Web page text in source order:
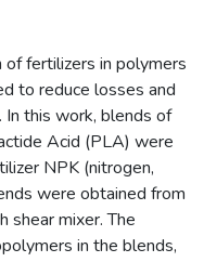
of fertilizers in polymers
to reduce losses and
In this work, blends of
Acid (PLA) were
NPK (nitrogen,
were obtained from
shear mixer. The
in the blends,